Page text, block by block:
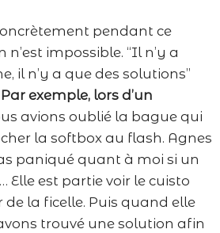
pendant ce
n’est impossible. “Il n’y a
il n’y a que des solutions”
Par exemple, lors d’un
avions oublié la bague qui
la softbox au flash. Agnes
paniqué quant à moi si un
Elle est partie voir le cuisto
la ficelle. Puis quand elle
trouvé une solution afin